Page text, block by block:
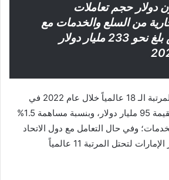
دولار حجم تعاملات
من السلع والخدمات مع
العالم بفائض بلغ نحو 233 مليار دولار
كما حلت الإمارات في المرتبة الـ 18 عالمياً خلال عام 2022 في
الواردات من الخدمات بقيمة 95 مليار دولار، وبنسبة مساهمة 1.5%
وفي حال التعامل مع دول الاتحاد
لتحتل المرتبة 11 عالمياً